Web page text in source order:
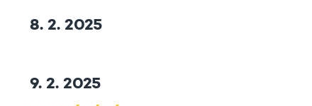
8. 2. 2025
9. 2. 2025